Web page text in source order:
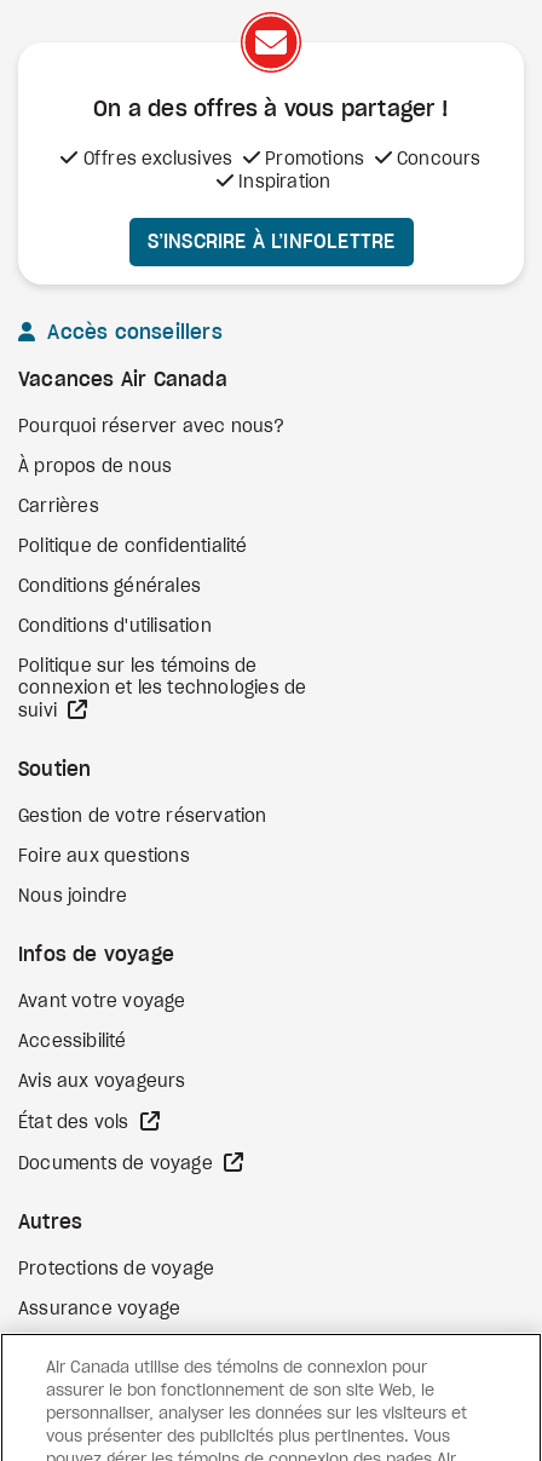
On a des offres à vous partager !
Offres exclusives Promotions
Concours
Inspiration
S’INSCRIRE À L’INFOLETTRE
Accès conseillers
Vacances Air Canada
Pourquoi réserver avec nous?
À propos de nous
Carrières
Politique de confidentialité
Conditions générales
Conditions d'utilisation
Politique sur les témoins de
connexion et les technologies de
suivi
Soutien
Gestion de votre réservation
Foire aux questions
Nous joindre
Infos de voyage
Avant votre voyage
Accessibilité
Avis aux voyageurs
État des vols
Documents de voyage
Autres
Protections de voyage
Assurance voyage
Surclassement de vol
Cartes-cadeaux Site Web externe
Air Canada utilise des témoins de connexion pour
assurer le bon fonctionnement de son site Web, le
personnaliser, analyser les données sur les visiteurs et
vous présenter des publicités plus pertinentes. Vous